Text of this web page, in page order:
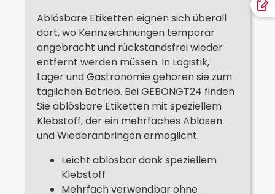
Ablösbare Etiketten eignen sich überall
dort, wo Kennzeichnungen temporär
angebracht und rückstandsfrei wieder
entfernt werden müssen. In Logistik,
Lager und Gastronomie gehören sie zum
täglichen Betrieb. Bei GEBONGT24 finden
Sie ablösbare Etiketten mit speziellem
Klebstoff, der ein mehrfaches Ablösen
und Wiederanbringen ermöglicht.
Leicht ablösbar dank speziellem
Klebstoff
Mehrfach verwendbar ohne